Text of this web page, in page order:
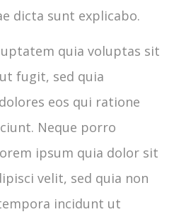
dicta sunt explicabo.
quia voluptas sit
fugit, sed quia
eos qui ratione
Neque porro
ipsum quia dolor sit
velit, sed quia non
incidunt ut